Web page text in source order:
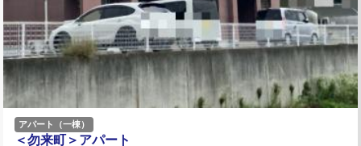
アパート（一棟）
＜勿来町＞アパート